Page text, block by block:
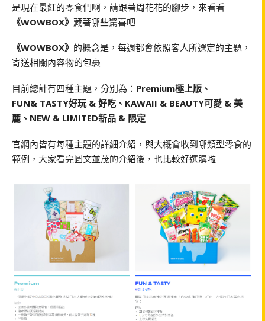
是現在最紅的零食們啊，請跟著周花花的腳步，來看看
《WOWBOX》 藏著哪些驚喜吧
《WOWBOX》 的概念是，每週都會依照客人所選定的主題，
寄送相關內容物的包裹
目前總計有四種主題，分別為： Premium極上版、
FUN& TASTY好玩 & 好吃、KAWAII & BEAUTY可愛 & 美
麗、NEW & LIMITED新品 & 限定
官網內皆有每種主題的詳細介紹，與大概會收到哪類型零食的
範例，大家看完圖文並茂的介紹後，也比較好選購啦